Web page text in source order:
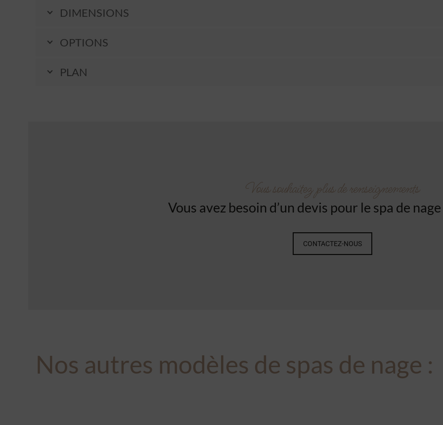
DIMENSIONS
OPTIONS
PLAN
Vous souhaitez plus de renseignements
Vous avez besoin d’un devis pour le spa de
CONTACTEZ-NOUS
Nos autres modèles de spas de nage :